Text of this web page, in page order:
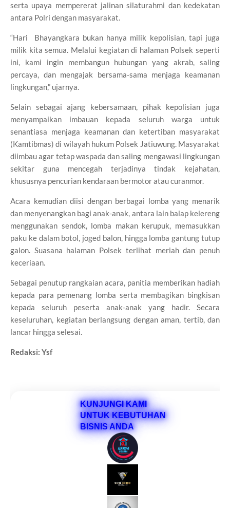
serta upaya mempererat jalinan silaturahmi dan kedekatan
antara Polri dengan masyarakat.
“Hari Bhayangkara bukan hanya milik kepolisian, tapi juga
milik kita semua. Melalui kegiatan di halaman Polsek seperti
ini, kami ingin membangun hubungan yang akrab, saling
percaya, dan mengajak bersama-sama menjaga keamanan
lingkungan,” ujarnya.
Selain sebagai ajang kebersamaan, pihak kepolisian juga
menyampaikan imbauan kepada seluruh warga untuk
senantiasa menjaga keamanan dan ketertiban masyarakat
(Kamtibmas) di wilayah hukum Polsek Jatiuwung. Masyarakat
diimbau agar tetap waspada dan saling mengawasi lingkungan
sekitar guna mencegah terjadinya tindak kejahatan,
khususnya pencurian kendaraan bermotor atau curanmor.
Acara kemudian diisi dengan berbagai lomba yang menarik
dan menyenangkan bagi anak-anak, antara lain balap kelereng
menggunakan sendok, lomba makan kerupuk, memasukkan
paku ke dalam botol, joged balon, hingga lomba gantung tutup
galon. Suasana halaman Polsek terlihat meriah dan penuh
keceriaan.
Sebagai penutup rangkaian acara, panitia memberikan hadiah
kepada para pemenang lomba serta membagikan bingkisan
kepada seluruh peserta anak-anak yang hadir. Secara
keseluruhan, kegiatan berlangsung dengan aman, tertib, dan
lancar hingga selesai.
Redaksi: Ysf
KUNJUNGI KAMI
UNTUK KEBUTUHAN
BISNIS ANDA